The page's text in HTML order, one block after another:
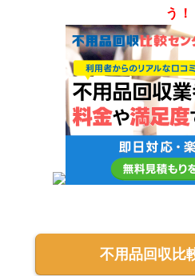
う！
不用品回収比